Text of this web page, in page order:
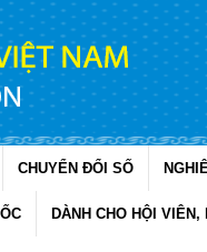
CHUYỂN ĐỔI SỐ
DÀNH CHO HỘI VIÊN,